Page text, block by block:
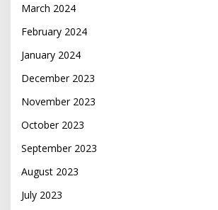
March 2024
February 2024
January 2024
December 2023
November 2023
October 2023
September 2023
August 2023
July 2023